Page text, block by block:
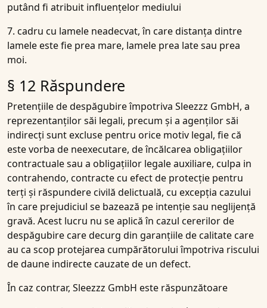
putând fi atribuit influențelor mediului
7. cadru cu lamele neadecvat, în care distanța dintre
lamele este fie prea mare, lamele prea late sau prea
moi.
§ 12 Răspundere
Pretențiile de despăgubire împotriva Sleezzz GmbH, a
reprezentanților săi legali, precum și a agenților săi
indirecți sunt excluse pentru orice motiv legal, fie că
este vorba de neexecutare, de încălcarea obligațiilor
contractuale sau a obligațiilor legale auxiliare, culpa in
contrahendo, contracte cu efect de protecție pentru
terți și răspundere civilă delictuală, cu excepția cazului
în care prejudiciul se bazează pe intenție sau neglijență
gravă. Acest lucru nu se aplică în cazul cererilor de
despăgubire care decurg din garanțiile de calitate care
au ca scop protejarea cumpărătorului împotriva riscului
de daune indirecte cauzate de un defect.
În caz contrar, Sleezzz GmbH este răspunzătoare